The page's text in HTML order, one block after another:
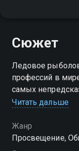
Сюжет
Ледовое
профессий в
самых
год более 700
Читать дальше
Жанр
Просвещение,